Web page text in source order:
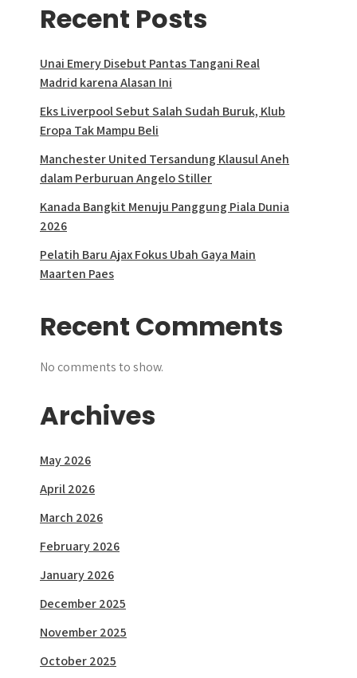
Recent Posts
Unai Emery Disebut Pantas Tangani Real
Madrid karena Alasan Ini
Eks Liverpool Sebut Salah Sudah Buruk, Klub
Eropa Tak Mampu Beli
Manchester United Tersandung Klausul Aneh
dalam Perburuan Angelo Stiller
Kanada Bangkit Menuju Panggung Piala Dunia
2026
Pelatih Baru Ajax Fokus Ubah Gaya Main
Maarten Paes
Recent Comments
No comments to show.
Archives
May 2026
April 2026
March 2026
February 2026
January 2026
December 2025
November 2025
October 2025